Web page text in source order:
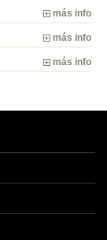
más info
más info
más info